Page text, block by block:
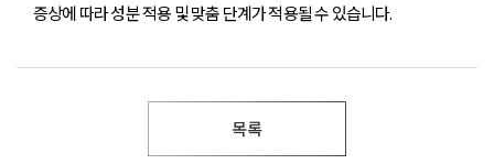
증상에 따라 성분 적용 및 맞춤 단계가 적용될 수 있습니다.
목록